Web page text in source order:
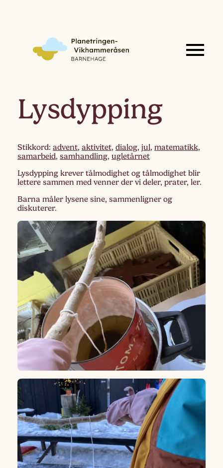
Lysdypping
Stikkord: advent, aktivitet, dialog, jul, matematikk,
samarbeid, samhandling, ugletårnet
Lysdypping krever tålmodighet og tålmodighet blir
lettere sammen med venner der vi deler, prater, ler.
Barna måler lysene sine, sammenligner og
diskuterer.